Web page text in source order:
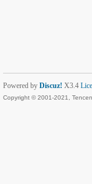
Powered by Discuz! X3.4
Copyright © 2001-2021,